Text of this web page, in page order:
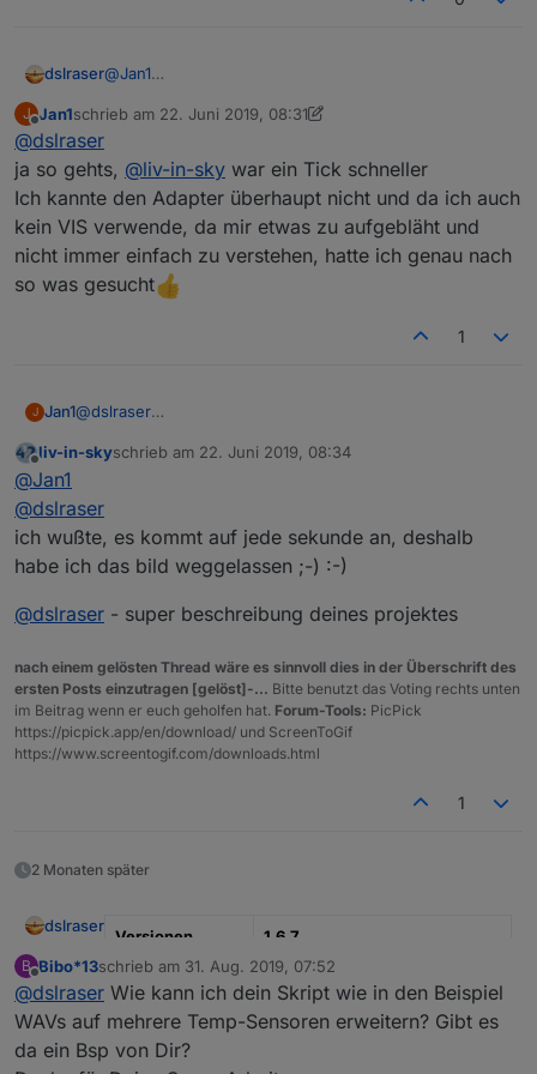
dslraser@Jan1
J
Offline
Jan1schrieb am 22. Juni 2019, 08:31
zuletzt editiert von Jan1
@dslraser
ja so gehts, @liv-in-sky war ein Tick schneller
Ich kannte den Adapter überhaupt nicht und da ich auch
kein VIS verwende, da mir etwas zu aufgebläht und
nicht immer einfach zu verstehen, hatte ich genau nach
so was gesucht
1
J Jan1@dslraser
Ich kannte den Adapter überhaupt nicht und da ich auch
immer einfach zu verstehen, hatte ich genau nach so was
gesucht
Offline
liv-in-skyschrieb am 22. Juni 2019, 08:34
zuletzt editiert von
@Jan1
@dslraser
ich wußte, es kommt auf jede sekunde an, deshalb
habe ich das bild weggelassen ;-) :-)
@dslraser - super beschreibung deines projektes
nach einem gelösten Thread wäre es sinnvoll dies in der Überschrift des
ersten Posts einzutragen [gelöst]-... Bitte benutzt das Voting rechts unten
im Beitrag wenn er euch geholfen hat. Forum-Tools: PicPick
https://picpick.app/en/download/ und ScreenToGif
https://www.screentogif.com/downloads.html
1
2 Monaten später
dslraser
Versionen 1.6.7
23.12.2020
Typ
Blockly mit JavaScript
B
Offline
Bibo*13schrieb am 31. Aug. 2019, 07:52
zuletzt editiert von
@dslraser Wie kann ich dein Skript wie in den Beispiel
WAVs auf mehrere Temp-Sensoren erweitern? Gibt es
da ein Bsp von Dir?